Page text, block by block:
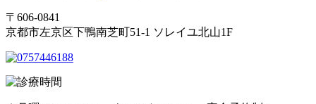
〒606-0841
京都市左京区下鴨南芝町51-1 ソレイユ北山1F